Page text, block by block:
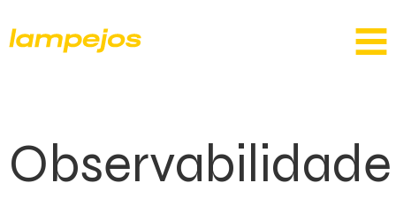
Observabilidade